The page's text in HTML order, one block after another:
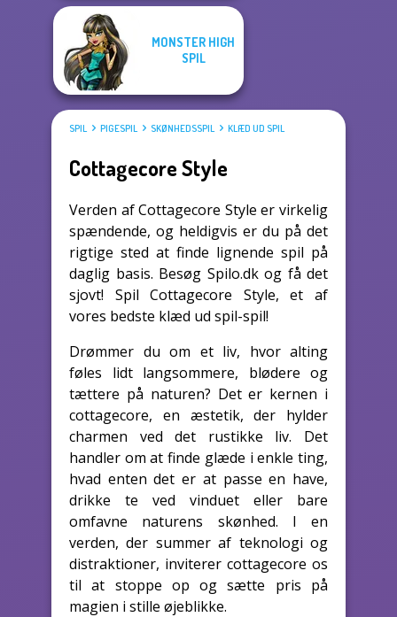
MONSTER HIGH
SPIL
SPIL PIGESPIL SKØNHEDSSPIL KLÆD UD SPIL
Cottagecore Style
Verden af Cottagecore Style er virkelig
spændende, og heldigvis er du på det
rigtige sted at finde lignende spil på
daglig basis. Besøg Spilo.dk og få det
sjovt! Spil Cottagecore Style, et af
vores bedste klæd ud spil-spil!
Drømmer du om et liv, hvor alting
føles lidt langsommere, blødere og
tættere på naturen? Det er kernen i
cottagecore, en æstetik, der hylder
charmen ved det rustikke liv. Det
handler om at finde glæde i enkle ting,
hvad enten det er at passe en have,
drikke te ved vinduet eller bare
omfavne naturens skønhed. I en
verden, der summer af teknologi og
distraktioner, inviterer cottagecore os
til at stoppe op og sætte pris på
magien i stille øjeblikke.